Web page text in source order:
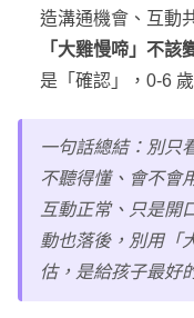
造溝通機會、互動
「大雞慢啼」不該
是「確認」，0-6
一句話總結：別
不聽得懂、會不會
互動正常、只是開
動也落後，別用「
估，是給孩子最好